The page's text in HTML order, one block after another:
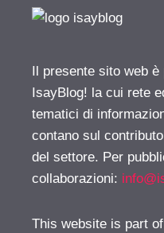
Il presente sito web
IsayBlog! la cui rete
tematici di
contano sul
del settore. Per
collaborazioni:
This website is part